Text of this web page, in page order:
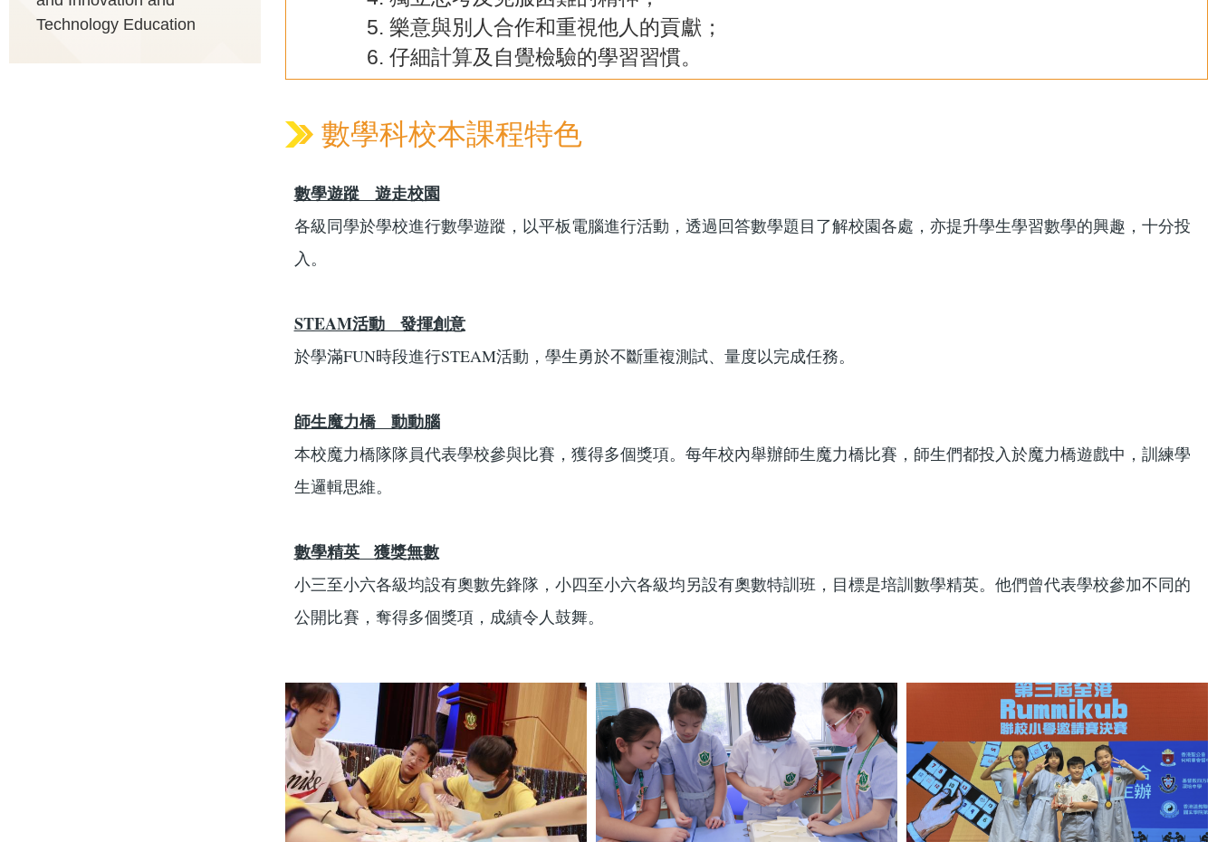
樂意與別人合作和重視他人的貢獻；
仔細計算及自覺檢驗的學習習慣。
數學科校本課程特色
數學遊蹤 遊走校園
各級同學於學校進行數學遊蹤，以平板電腦進行活動，透過回答數學題目了解校園各處，亦提升學生學習數學的興趣，十分投
入。
STEAM活動 發揮創意
於學滿FUN時段進行STEAM活動，學生勇於不斷重複測試、量度以完成任務。
師生魔力橋 動動腦
本校魔力橋隊隊員代表學校參與比賽，獲得多個獎項。每年校內舉辦師生魔力橋比賽，師生們都投入於魔力橋遊戲中，訓練學
生邏輯思維。
數學精英 獲獎無數
小三至小六各級均設有奧數先鋒隊，小四至小六各級均另設有奧數特訓班，目標是培訓數學精英。他們曾代表學校參加不同的
公開比賽，奪得多個獎項，成績令人鼓舞。
Technology Education